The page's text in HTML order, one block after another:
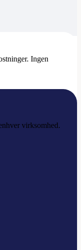
Ingen
virksomhed.